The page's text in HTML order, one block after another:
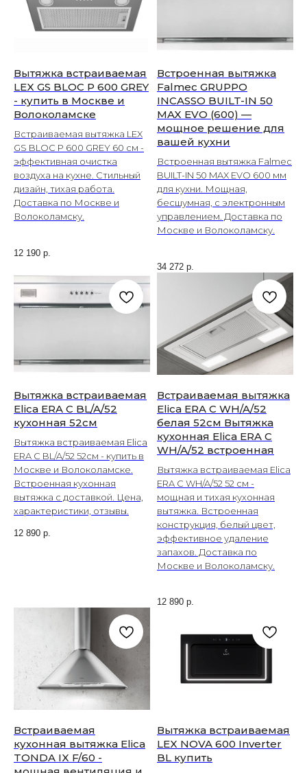
Вытяжка встраиваемая
LEX GS BLOC P 600 GREY
- купить в Москве и
Волоколамске
Встраиваемая вытяжка LEX
GS BLOC P 600 GREY 60 см -
эффективная очистка
воздуха на кухне. Стильный
дизайн, тихая работа.
Доставка по Москве и
Волоколамску.
12 190 р.
Встроенная вытяжка
Falmec GRUPPO
INCASSO BUILT-IN 50
MAX EVO (600) —
мощное решение для
вашей кухни
Встроенная вытяжка Falmec
BUILT-IN 50 MAX EVO 600 мм
для кухни. Мощная,
бесшумная, с электронным
управлением. Доставка по
Москве и Волоколамску.
34 272 р.
Вытяжка встраиваемая
Elica ERA C BL/A/52
кухонная 52см
Вытяжка встраиваемая Elica
ERA C BL/A/52 52см - купить в
Москве и Волоколамске.
Встроенная кухонная
вытяжка с доставкой. Цена,
характеристики, отзывы.
12 890 р.
Встраиваемая вытяжка
Elica ERA C WH/A/52
белая 52см Вытяжка
кухонная Elica ERA C
WH/A/52 встроенная
Вытяжка встраиваемая Elica
ERA C WH/A/52 52 см -
мощная и тихая кухонная
вытяжка. Встроенная
конструкция, белый цвет,
эффективное удаление
запахов. Доставка по
Москве и Волоколамску.
12 890 р.
Встраиваемая
кухонная вытяжка Elica
TONDA IX F/60 -
Вытяжка встраиваемая
LEX NOVA 600 Inverter
BL купить